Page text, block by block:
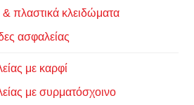
πλαστικά κλειδώματα
ασφαλείας
με καρφί
με συρματόσχοινο